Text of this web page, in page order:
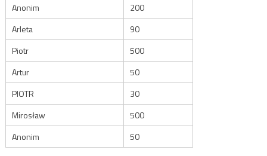
Anonim
200
Arleta
90
Piotr
500
Artur
50
PIOTR
30
Mirosław
500
Anonim
50